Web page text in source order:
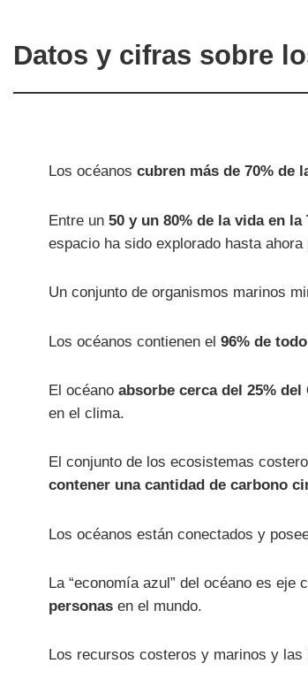
Datos y cifras sobre
Los océanos cubren más de 70% de
Entre un 50 y un 80% de la vida en
espacio ha sido explorado hasta ahora
Un conjunto de organismos marinos
Los océanos contienen el 96% de
El océano absorbe cerca del 25% del
en el clima.
El conjunto de los ecosistemas
contener una cantidad de carbono
Los océanos están conectados y
La “economía azul” del océano es eje
personas en el mundo.
Los recursos costeros y marinos y